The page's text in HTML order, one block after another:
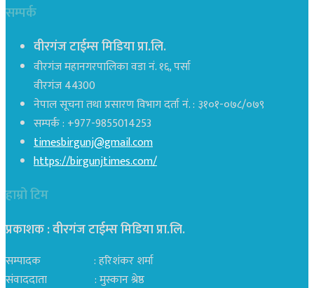
सम्पर्क
वीरगंज टाईम्स मिडिया प्रा.लि.
वीरगंज महानगरपालिका वडा नं. १६, पर्सा
वीरगंज 44300
नेपाल सूचना तथा प्रसारण विभाग दर्ता नं. : ३१०१-०७८/०७९
सम्पर्क : +977-9855014253
timesbirgunj@gmail.com
https://birgunjtimes.com/
हाम्रो टिम
प्रकाशक : वीरगंज टाईम्स मिडिया प्रा‍.लि.
सम्पादक : हरिशंकर शर्मा
संवाददाता : मुस्कान श्रेष्ठ